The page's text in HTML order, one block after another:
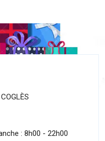
: 8h00 - 22h00